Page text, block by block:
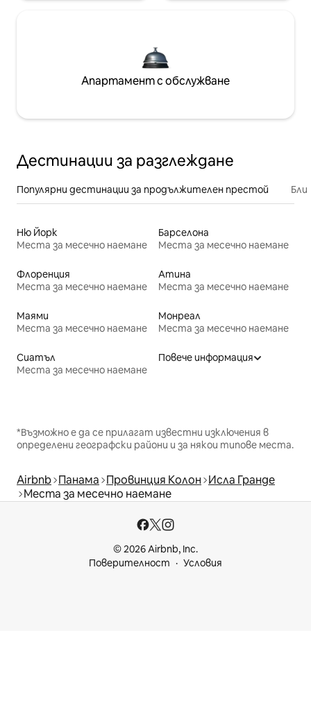
Апартамент с обслужване
Дестинации за разглеждане
Популярни дестинации за продължителен престой
Ню Йорк
Места за месечно наемане
Барселона
Места за месечно наемане
Флоренция
Места за месечно наемане
Атина
Места за месечно наемане
Маями
Места за месечно наемане
Монреал
Места за месечно наемане
Сиатъл
Места за месечно наемане
Повече информация
*Възможно е да се прилагат известни изключения в
определени географски райони и за някои типове места.
Airbnb Панама Провинция Колон Ислa Гранде
Места за месечно наемане
© 2026 Airbnb, Inc.
Поверителност
Условия